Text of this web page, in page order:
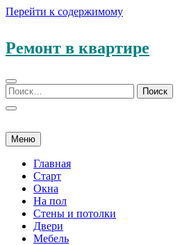
Перейти к содержимому
Ремонт в квартире
Меню
Главная
Старт
Окна
На пол
Стены и потолки
Двери
Мебель